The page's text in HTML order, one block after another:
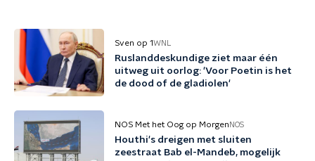
Sven op 1WNL
Ruslanddeskundige ziet maar één
uitweg uit oorlog: 'Voor Poetin is het
de dood of de gladiolen'
NOS Met het Oog op Morgen NOS
Houthi's dreigen met sluiten
zeestraat Bab el-Mandeb, mogelijk